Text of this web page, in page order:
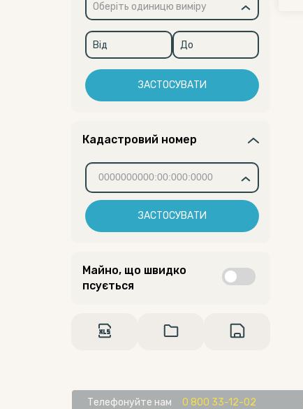
Оберіть одиницю виміру
ЗАСТОСУВАТИ
Кадастровий номер
ЗАСТОСУВАТИ
Майно, що швидко
псується
Телефонуйте нам 0 800 33-12-02